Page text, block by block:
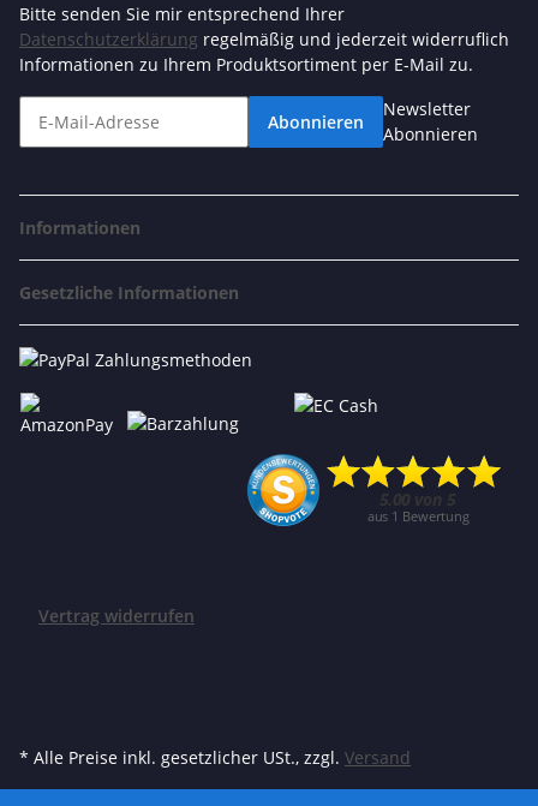
Bitte senden Sie mir entsprechend Ihrer
Datenschutzerklärung regelmäßig und jederzeit widerruflich
Informationen zu Ihrem Produktsortiment per E-Mail zu.
Abonnieren
Newsletter
Abonnieren
Informationen
Gesetzliche Informationen
Vertrag widerrufen
* Alle Preise inkl. gesetzlicher USt., zzgl. Versand